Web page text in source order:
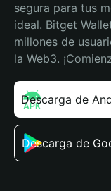
segura para tus
ideal. Bitget
millones de
la Web3.
Descarga de
Descarga de